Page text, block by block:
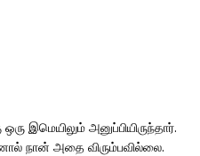
இமெயிலும் அனுப்பியிருந்தார்.
நான் அதை விரும்பவில்லை.